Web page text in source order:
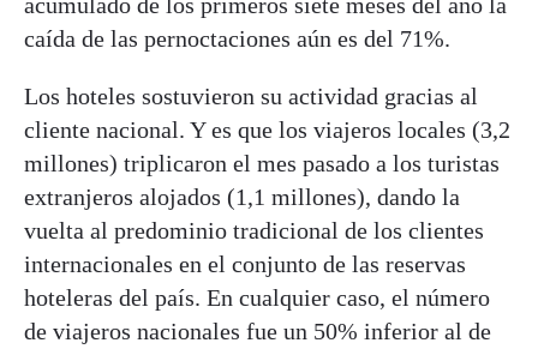
caída de las pernoctaciones aún es del 71%.
Los hoteles sostuvieron su actividad gracias al
cliente nacional. Y es que los viajeros locales (3,2
millones) triplicaron el mes pasado a los turistas
extranjeros alojados (1,1 millones), dando la
vuelta al predominio tradicional de los clientes
internacionales en el conjunto de las reservas
hoteleras del país. En cualquier caso, el número
de viajeros nacionales fue un 50% inferior al de